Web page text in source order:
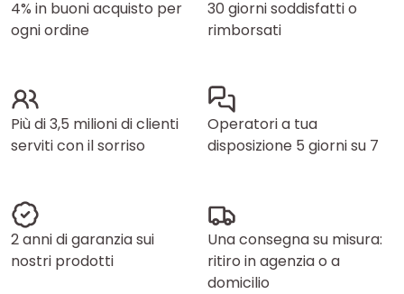
4% in buoni acquisto per
ogni ordine
30 giorni soddisfatti o
rimborsati
Più di 3,5 milioni di clienti
serviti con il sorriso
Operatori a tua
disposizione 5 giorni su 7
2 anni di garanzia sui
nostri prodotti
Una consegna su misura:
ritiro in agenzia o a
domicilio